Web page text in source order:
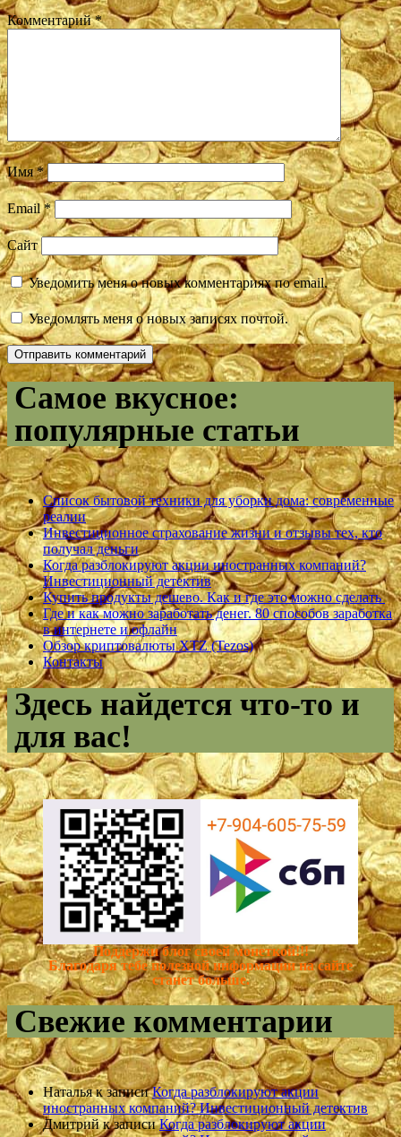
Комментарий*
Имя*
Email*
Сайт
Уведомить меня о новых комментариях по email.
Уведомлять меня о новых записях почтой.
Самое вкусное:
популярные статьи
Список бытовой техники для уборки дома: современные
реалии
Инвестиционное страхование жизни и отзывы тех, кто
получал деньги
Когда разблокируют акции иностранных компаний?
Инвестиционный детектив
Купить продукты дешево. Как и где это можно сделать
Где и как можно заработать денег. 80 способов заработка
в интернете и офлайн
Обзор криптовалюты XTZ (Tezos)
Контакты
Здесь найдется что-то и
для вас!
Поддержи блог своей монеткой!!!
Благодаря тебе полезной информации на сайте
станет больше.
Свежие комментарии
Натальяк записиКогда разблокируют акции
иностранных компаний? Инвестиционный детектив
Дмитрийк записиКогда разблокируют акции